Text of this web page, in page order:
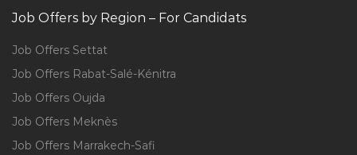
Job Offers by Region – For Candidats
Job Offers Settat
Job Offers Rabat-Salé-Kénitra
Job Offers Oujda
Job Offers Meknès
Job Offers Marrakech-Safi